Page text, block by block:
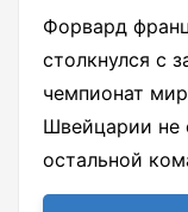
Форвард
столкнулся с
чемпионат
Швейцарии не
остальной